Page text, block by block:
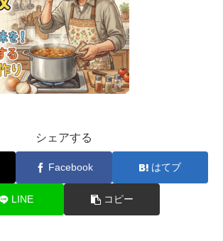
シェアする
Facebook はてブ
LINE コピー